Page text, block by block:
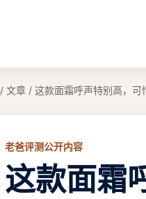
/ 文章 / 这款面霜呼声特别高，可
老爸评测公开内容
这款面霜